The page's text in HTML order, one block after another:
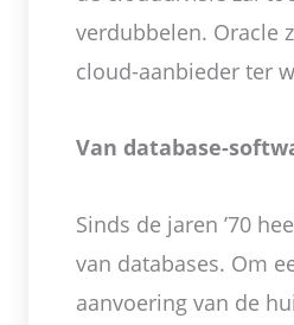
verdubbelen. Oracle
cloud-aanbieder ter
Van database-
Sinds de jaren ’70
van databases. Om
aanvoering van de